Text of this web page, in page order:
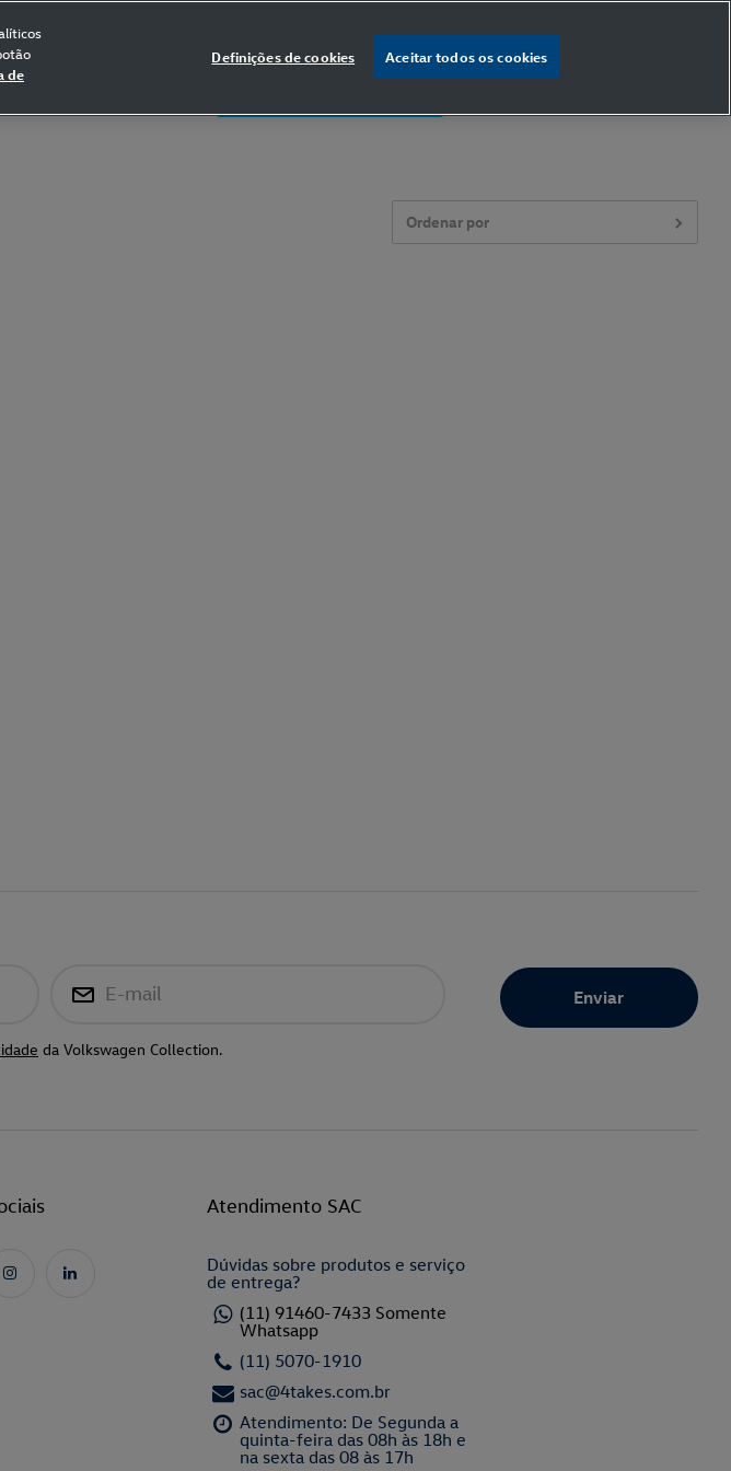
Ordenar por
E-mail
da Volkswagen Collection.
Atendimento SAC
Dúvidas sobre produtos e serviço
de entrega?
(11) 91460-7433 Somente
Whatsapp
(11) 5070-1910
sac@4takes.com.br
Atendimento: De Segunda a
quinta-feira das 08h às 18h e
na sexta das 08 às 17h
de
Definições de cookies Aceitar todos os cookies